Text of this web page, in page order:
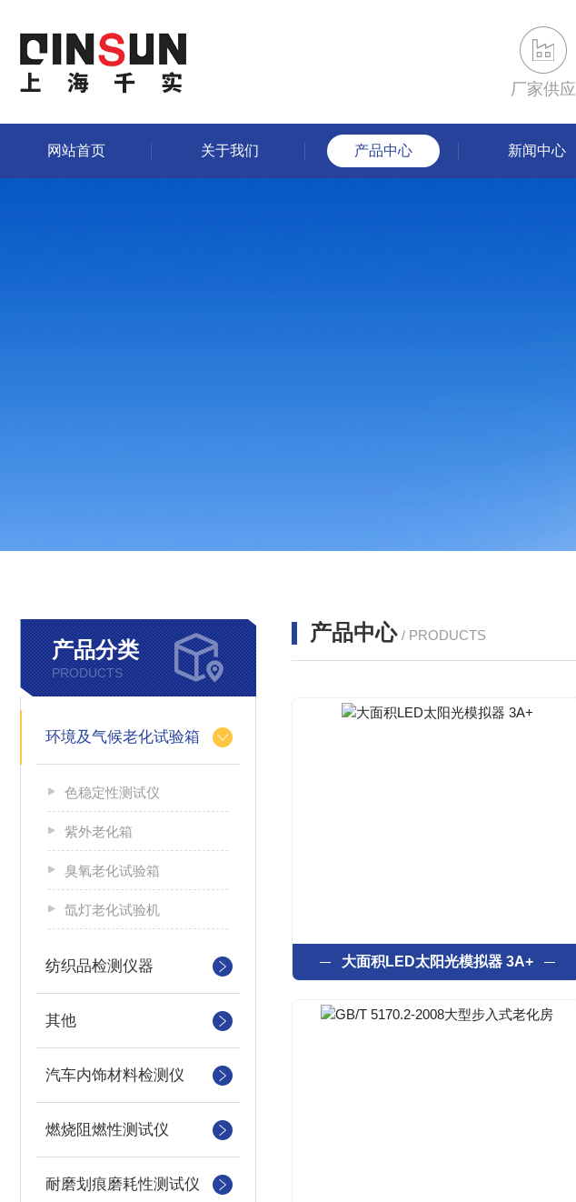
厂家供应
网站首页 关于我们 产品中心 新闻中心
产品分类
PRODUCTS
环境及气候老化试验箱
色稳定性测试仪
紫外老化箱
臭氧老化试验箱
氙灯老化试验机
纺织品检测仪器
其他
汽车内饰材料检测仪
燃烧阻燃性测试仪
耐磨划痕磨耗性测试仪
产品中心 / PRODUCTS
大面积LED太阳光模拟器 3A+